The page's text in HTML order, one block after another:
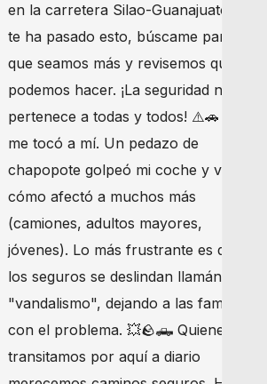
en la carretera Silao-Guanajuato? Si
te ha pasado esto, búscame para
que seamos más y revisemos qué
podemos hacer. ¡La seguridad nos
pertenece a todas y todos! ⚠️🚗 Hoy
me tocó a mí. Un pedazo de
chapopote golpeó mi coche y vi
cómo afectó a muchos más
(camiones, adultos mayores,
jóvenes). Lo más frustrante es que
los seguros se deslindan llamándolo
"vandalismo", dejando a las familias
con el problema. 💥🪨🛻 Quienes
transitamos por aquí a diario